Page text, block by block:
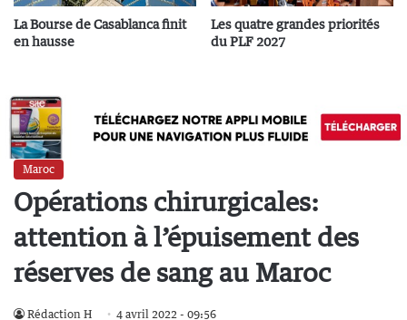
La Bourse de Casablanca finit
en hausse
Les quatre grandes priorités
du PLF 2027